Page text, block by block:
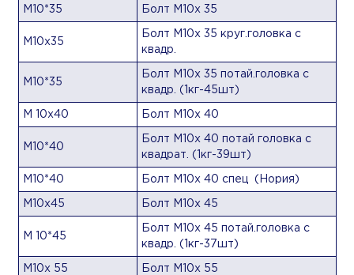
М10*35 Болт М10х 35
М10х35
Болт М10х 35 круг.головка с
квадр.
М10*35
Болт М10х 35 потай.головка с
квадр. (1кг-45шт)
М 10х40 Болт М10х 40
М10*40
Болт М10х 40 потай головка с
квадрат. (1кг-39шт)
М10*40 Болт М10х 40 спец (Нория)
М10х45 Болт М10х 45
М 10*45
Болт М10х 45 потай.головка с
квадр. (1кг-37шт)
М10х 55 Болт М10х 55